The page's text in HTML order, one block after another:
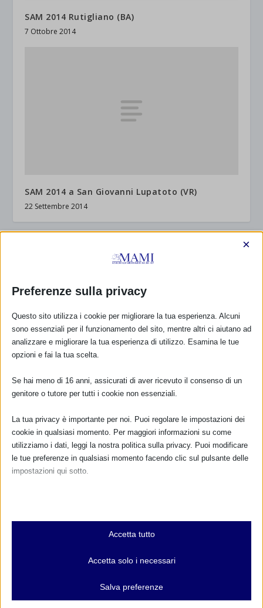
SAM 2014 Rutigliano (BA)
7 Ottobre 2014
SAM 2014 a San Giovanni Lupatoto (VR)
22 Settembre 2014
CALENDARIO EVENTI
Preferenze sulla privacy
×
Questo sito utilizza i cookie per migliorare la tua esperienza. Alcuni
sono essenziali per il funzionamento del sito, mentre altri ci aiutano ad
analizzare e migliorare la tua esperienza di utilizzo. Esamina le tue
opzioni e fai la tua scelta.
Se hai meno di 16 anni, assicurati di aver ricevuto il consenso di un
genitore o tutore per tutti i cookie non essenziali.
La tua privacy è importante per noi. Puoi regolare le impostazioni dei
cookie in qualsiasi momento. Per maggiori informazioni su come
utilizziamo i dati, leggi la nostra politica sulla privacy. Puoi modificare
le tue preferenze in qualsiasi momento facendo clic sul pulsante delle
impostazioni qui sotto.
Essenziali
I cookie e i servizi essenziali abilitano le funzioni di base e sono
e servizi non richiedono il consenso dell'utente secondo il GDPR.
Analitici
Accetta tutto
Accetta solo i necessari
Salva preferenze